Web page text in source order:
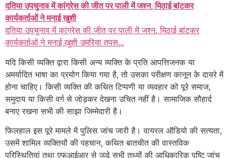
दतिया उपचुनाव में कांग्रेस की जीत पर पाली में जश्न, मिठाई बांटकर
कार्यकर्ताओं ने मनाई खुशी
दतिया उपचुनाव में कांग्रेस की जीत पर पाली में जश्न, मिठाई बांटकर
कार्यकर्ताओं ने मनाई खुशी उमरिया तपस...
यदि किसी व्यक्ति द्वारा किसी अन्य व्यक्ति के प्रति आपत्तिजनक या
अमर्यादित भाषा का प्रयोग किया गया है, तो उसका परीक्षण कानून के दायरे में
होना चाहिए। किसी व्यक्ति की कथित टिप्पणी या व्यवहार को पूरे समाज,
समुदाय या किसी वर्ग से जोड़कर देखना उचित नहीं है। सामाजिक सौहार्द
बनाए रखना सभी की साझा जिम्मेदारी है।
फिलहाल इस पूरे मामले में पुलिस जांच जारी है। वायरल ऑडियो की सत्यता,
उसमें शामिल व्यक्तियों की पहचान, कथित बातचीत की वास्तविक
परिस्थितियां तथा एफआईआर से जुड़े सभी तथ्यों की आधिकारिक पुष्टि जांच